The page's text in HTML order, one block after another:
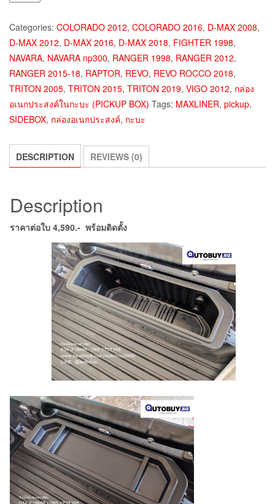
Categories: COLORADO 2012, COLORADO 2016, D-MAX 2008,
D-MAX 2012, D-MAX 2016, D-MAX 2018, FIGHTER 1998,
NAVARA, NAVARA np300, RANGER 1998, RANGER 2012,
RANGER 2015-18, RAPTOR, REVO, REVO ROCCO 2018,
TRITON 2005, TRITON 2015, TRITON 2019, VIGO 2012, กล่อง
อเนกประสงค์ในกะบะ (PICKUP BOX) Tags: MAXLINER, pickup,
SIDEBOX, กล่องอเนกประสงค์, กะบะ
DESCRIPTION REVIEWS (0)
Description
ราคาต่อใบ 4,590.- พร้อมติดตั้ง